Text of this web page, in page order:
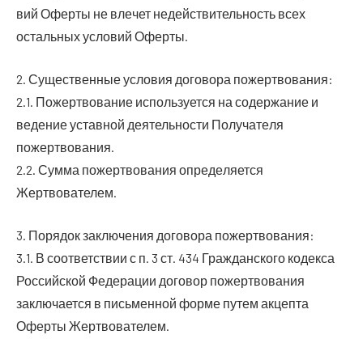
вий Офер­ты не вле­чет недей­стви­тель­ность всех
осталь­ных усло­вий Оферты.
2. Суще­ствен­ные усло­вия дого­во­ра пожертвования:
2.1. Пожерт­во­ва­ние исполь­зу­ет­ся на содер­жа­ние и
веде­ние устав­ной дея­тель­но­сти Полу­ча­те­ля
пожертвования.
2.2. Сум­ма пожерт­во­ва­ния опре­де­ля­ет­ся
Жертвователем.
3. Поря­док заклю­че­ния дого­во­ра пожертвования:
3.1. В соот­вет­ствии с п. 3 ст. 434 Граж­дан­ско­го кодек­са
Рос­сий­ской Феде­ра­ции дого­вор пожерт­во­ва­ния
заклю­ча­ет­ся в пись­мен­ной фор­ме путем акцеп­та
Офер­ты Жертвователем.